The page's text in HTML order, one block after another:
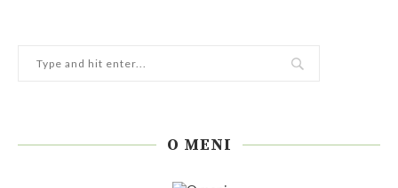
O MENI